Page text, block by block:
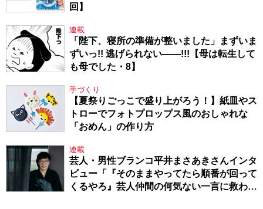
回】
連載
「陛下、寝所の準備が整いました」まずいま
ずいっ!! 逃げられない――!!!【母は転生して
も母でした・8】
手づくり
【夏祭りごっこで盛り上がろう！】紙皿やス
トローでフォトプロップス風のおしゃれな
「おめん」の作り方
連載
芸人・男性ブランコ平井まさあきさんインタ
ビュー「『そのままやってたら順番が回って
くるやろ』芸人仲間の何気ない一言に救われ